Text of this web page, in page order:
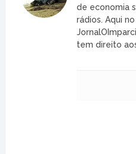
de economia
rádios. Aqui
tem direito